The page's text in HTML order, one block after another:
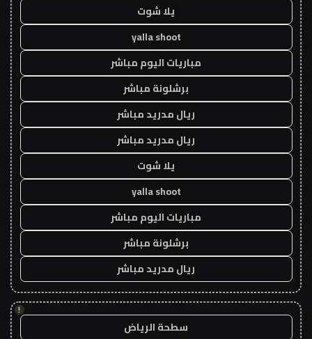
يلا شوت
yalla shoot
مباريات اليوم مباشر
برشلونة مباشر
ريال مدريد مباشر
ريال مدريد مباشر
يلا شوت
yalla shoot
مباريات اليوم مباشر
برشلونة مباشر
ريال مدريد مباشر
!
سطحة الرياض